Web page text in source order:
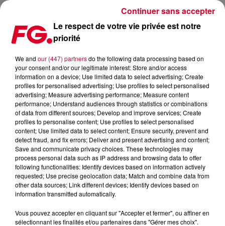
FG MIX DANCE : JUDGE JULES
Le respect de votre vie privée est notre
priorité
We and our (447) partnersdo the following data processing based on
your consent and/or our legitimate interest: Store and/or access
information on a device; Use limited data to select advertising; Create
profiles for personalised advertising; Use profiles to select personalised
advertising; Measure advertising performance; Measure content
performance; Understand audiences through statistics or combinations
of data from different sources; Develop and improve services; Create
profiles to personalise content; Use profiles to select personalised
content; Use limited data to select content; Ensure security, prevent and
detect fraud, and fix errors; Deliver and present advertising and content;
Save and communicate privacy choices. These technologies may
process personal data such as IP address and browsing data to offer
following functionalities: Identify devices based on information actively
requested; Use precise geolocation data; Match and combine data from
other data sources; Link different devices; Identify devices based on
information transmitted automatically.
Vous pouvez accepter en cliquant sur "Accepter et fermer", ou affiner en
sélectionnant les finalités et/ou partenaires dans "Gérer mes choix".
Continuer sans accepter